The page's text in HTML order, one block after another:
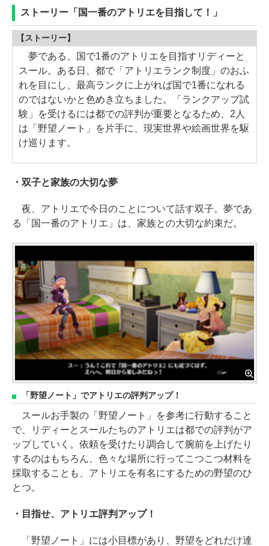
ストーリー「国一番のアトリエを目指して！」
【ストーリー】
夢である、国で1番のアトリエを目指すリディーと
スール。ある日、都で「アトリエランク制度」のおふ
れを目にし、最高ランクに上がれば国で1番になれる
のではないかと色めき立ちました。「ランクアップ試
験」を受けるには都での評判が重要となるため、2人
は「野望ノート」を片手に、現実世界や絵画世界を駆
け巡ります。
・双子と家族の大切な夢
夜、アトリエで今日のことについて話す双子。夢であ
る「国一番のアトリエ」は、家族との大切な約束だ。
「野望ノート」でアトリエの評判アップ！
スールお手製の「野望ノート」を参考に行動すること
で、リディーとスールたちのアトリエは都での評判がア
ップしていく。依頼を受けたり調合して腕前を上げたり
するのはもちろん、色々な場所に行ってこつこつ材料を
採取することも、アトリエを有名にするための野望のひ
とつ。
・目指せ、アトリエ評判アップ！
「野望ノート」には小目標があり、野望をどれだけ達